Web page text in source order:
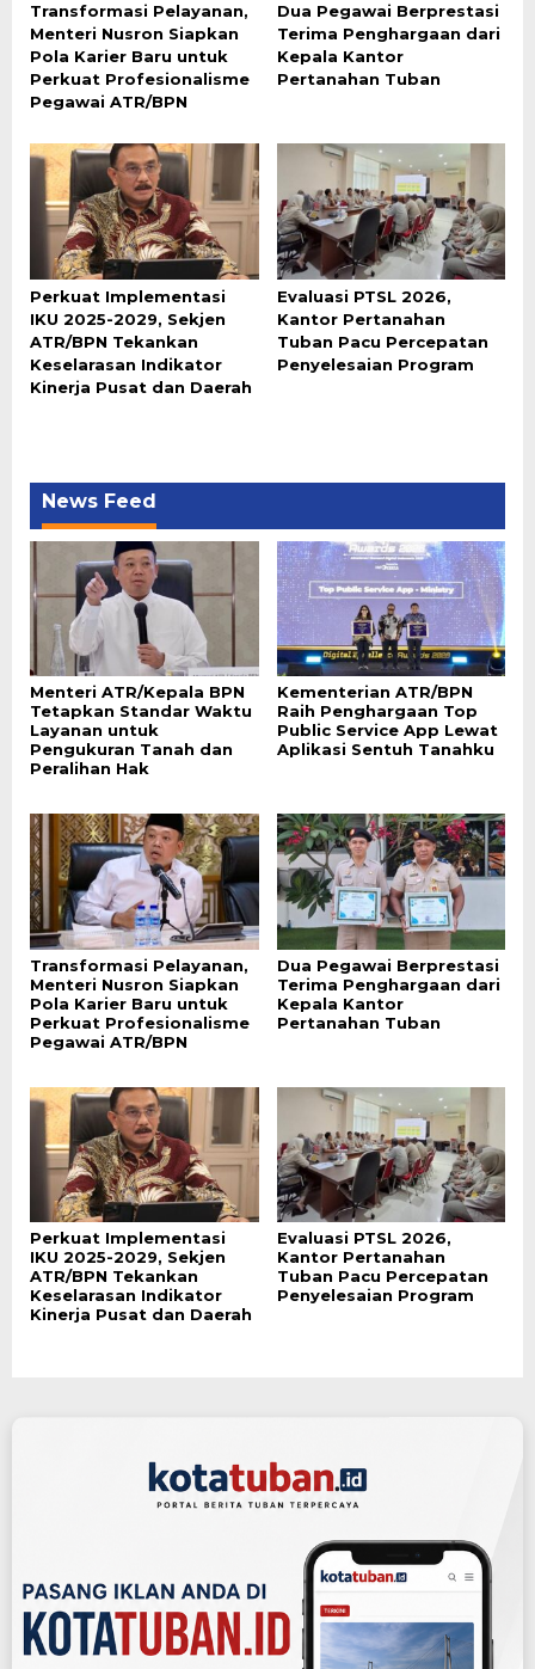
Transformasi Pelayanan,
Menteri Nusron Siapkan
Pola Karier Baru untuk
Perkuat Profesionalisme
Pegawai ATR/BPN
Dua Pegawai Berprestasi
Terima Penghargaan dari
Kepala Kantor
Pertanahan Tuban
Perkuat Implementasi
IKU 2025-2029, Sekjen
ATR/BPN Tekankan
Keselarasan Indikator
Kinerja Pusat dan Daerah
Evaluasi PTSL 2026,
Kantor Pertanahan
Tuban Pacu Percepatan
Penyelesaian Program
News Feed
Menteri ATR/Kepala BPN
Tetapkan Standar Waktu
Layanan untuk
Pengukuran Tanah dan
Peralihan Hak
Kementerian ATR/BPN
Raih Penghargaan Top
Public Service App Lewat
Aplikasi Sentuh Tanahku
Transformasi Pelayanan,
Menteri Nusron Siapkan
Pola Karier Baru untuk
Perkuat Profesionalisme
Pegawai ATR/BPN
Dua Pegawai Berprestasi
Terima Penghargaan dari
Kepala Kantor
Pertanahan Tuban
Perkuat Implementasi
IKU 2025-2029, Sekjen
ATR/BPN Tekankan
Keselarasan Indikator
Kinerja Pusat dan Daerah
Evaluasi PTSL 2026,
Kantor Pertanahan
Tuban Pacu Percepatan
Penyelesaian Program